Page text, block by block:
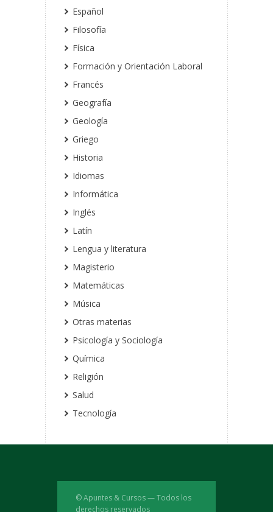
Español
Filosofía
Física
Formación y Orientación Laboral
Francés
Geografía
Geología
Griego
Historia
Idiomas
Informática
Inglés
Latín
Lengua y literatura
Magisterio
Matemáticas
Música
Otras materias
Psicología y Sociología
Química
Religión
Salud
Tecnología
© Apuntes & Cursos — Todos los
derechos reservados